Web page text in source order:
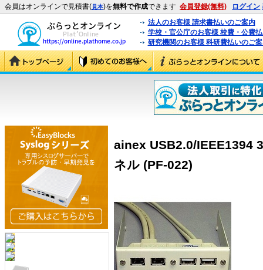
会員はオンラインで見積書(見本)を無料で作成できます 会員登録(無料) ログイン
法人のお客様 請求書払いのご案内
学校・官公庁のお客様 校費・公費
研究機関のお客様 科研費払いのご
ainex USB2.0/IEEE1394
ネル (PF-022)